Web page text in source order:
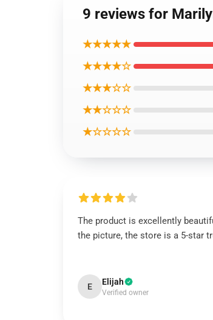
9 reviews for
★★★★★
★★★★☆
★★★☆☆
★★☆☆☆
★☆☆☆☆
The product is excellently
the picture, the store is a 5-star
E Elijah
Verified owner